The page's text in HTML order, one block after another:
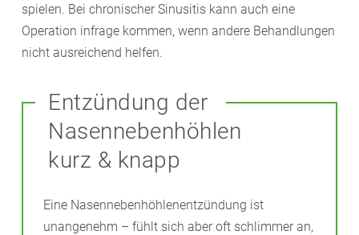
spielen. Bei chronischer Sinusitis kann auch eine
Operation infrage kommen, wenn andere Behandlungen
nicht ausreichend helfen.
Entzündung der
Nasennebenhöhlen
kurz & knapp
Eine Nasennebenhöhlenentzündung ist
unangenehm – fühlt sich aber oft schlimmer an,